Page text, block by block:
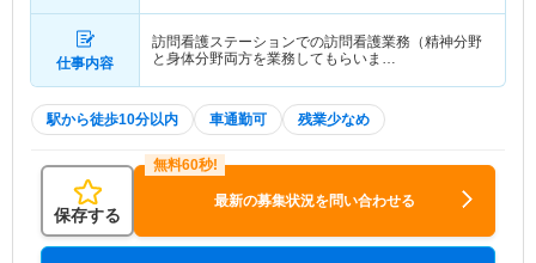
仕事内容
訪問看護ステーションでの訪問看護業務（精神分野
と身体分野両方を業務してもらいま…
駅から徒歩10分以内 車通勤可 残業少なめ
保存する
最新の募集状況を問い合わせる